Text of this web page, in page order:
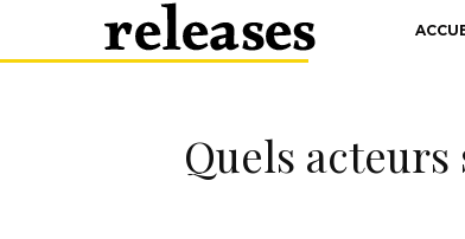
Quels acteurs